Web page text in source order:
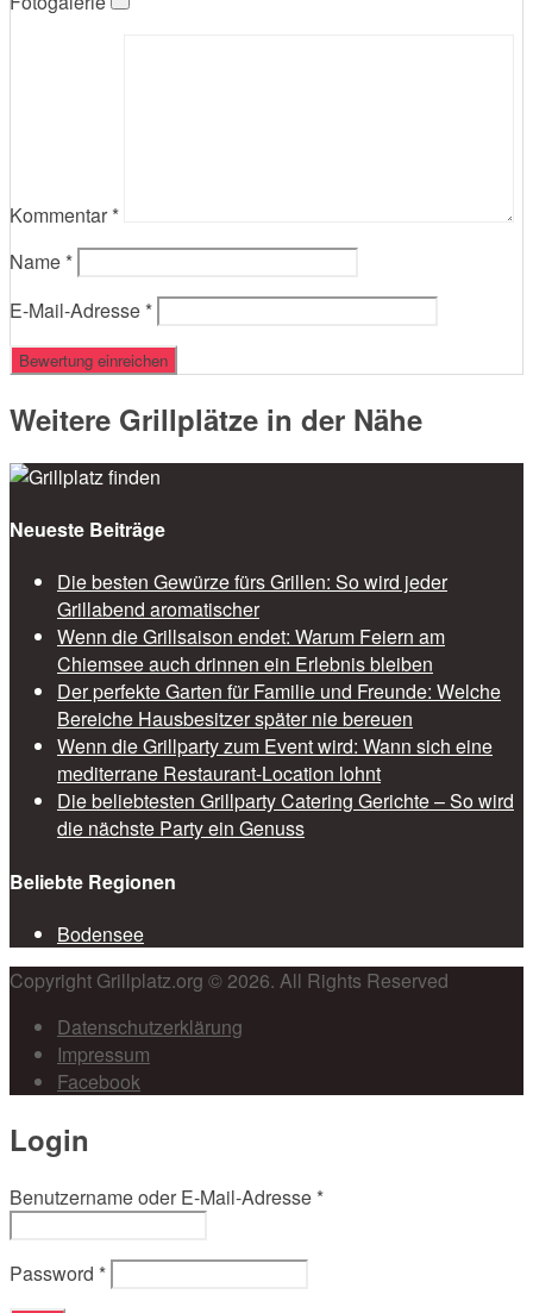
Kommentar *
Name *
E-Mail-Adresse *
Weitere Grillplätze in der Nähe
Neueste Beiträge
Die besten Gewürze fürs Grillen: So wird jeder
Grillabend aromatischer
Wenn die Grillsaison endet: Warum Feiern am
Chiemsee auch drinnen ein Erlebnis bleiben
Der perfekte Garten für Familie und Freunde: Welche
Bereiche Hausbesitzer später nie bereuen
Wenn die Grillparty zum Event wird: Wann sich eine
mediterrane Restaurant-Location lohnt
Die beliebtesten Grillparty Catering Gerichte – So wird
die nächste Party ein Genuss
Beliebte Regionen
Bodensee
Copyright Grillplatz.org © 2026. All Rights Reserved
Datenschutzerklärung
Impressum
Facebook
Login
Benutzername oder E-Mail-Adresse *
Password *